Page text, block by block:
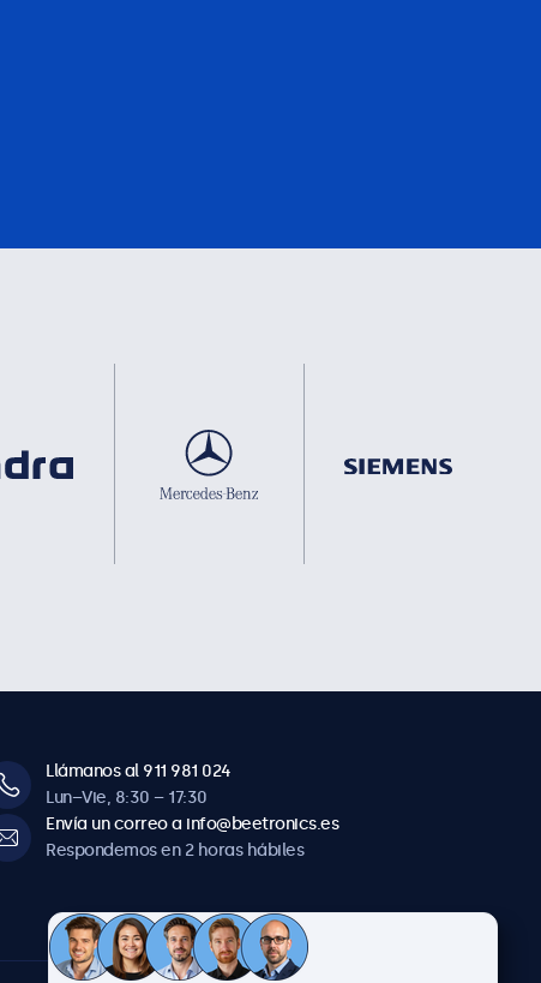
Llámanos al 911 981 024
Lun–Vie, 8:30 – 17:30
Envía un correo a info@beetronics.es
Respondemos en 2 horas hábiles